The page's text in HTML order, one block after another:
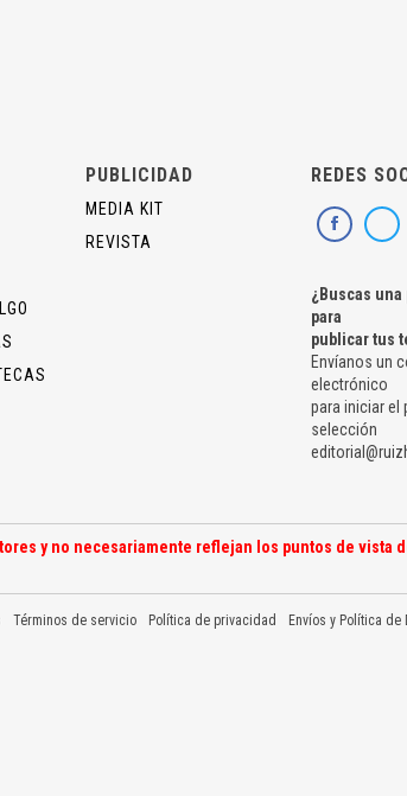
PUBLICIDAD
MEDIA KIT
REVISTA
REDES
¿Buscas
para
publicar tus
Envíanos un
electrónico
para iniciar el
selección
y no necesariamente reflejan los puntos de vista
Términos de servicio Política de privacidad Envíos y Política de